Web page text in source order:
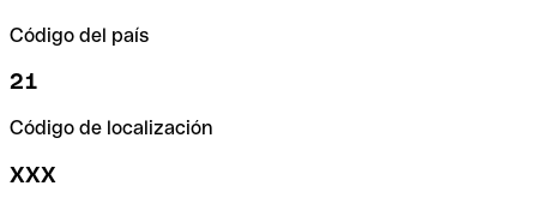
Código del país
21
Código de localización
XXX